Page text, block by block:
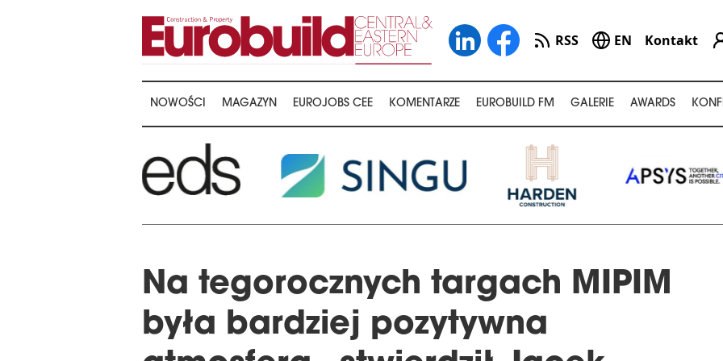
RSS EN Kontakt
NOWOŚCI MAGAZYN EUROJOBS CEE KOMENTARZE EUROBUILD FM GALERIE AWARDS
Na tegorocznych targach MIPIM
była bardziej pozytywna